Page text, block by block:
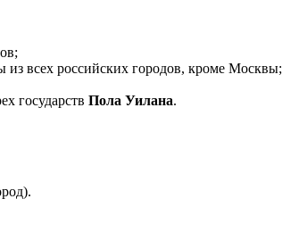
всех российских городов, кроме Москвы;
государств Пола Уилана.